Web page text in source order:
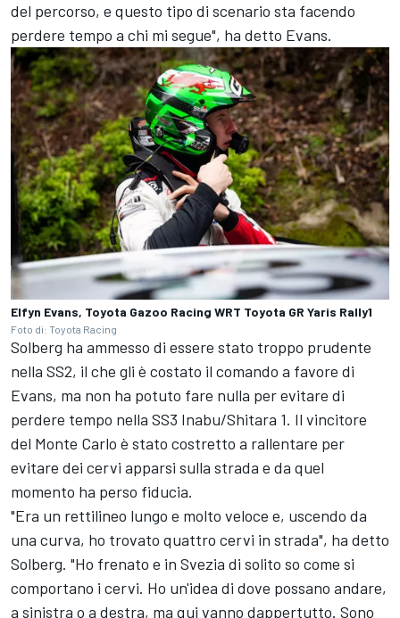
del percorso, e questo tipo di scenario sta facendo
perdere tempo a chi mi segue", ha detto Evans.
Elfyn Evans, Toyota Gazoo Racing WRT Toyota GR Yaris Rally1
Foto di: Toyota Racing
Solberg ha ammesso di essere stato troppo prudente
nella SS2, il che gli è costato il comando a favore di
Evans, ma non ha potuto fare nulla per evitare di
perdere tempo nella SS3 Inabu/Shitara 1. Il vincitore
del Monte Carlo è stato costretto a rallentare per
evitare dei cervi apparsi sulla strada e da quel
momento ha perso fiducia.
"Era un rettilineo lungo e molto veloce e, uscendo da
una curva, ho trovato quattro cervi in strada", ha detto
Solberg. "Ho frenato e in Svezia di solito so come si
comportano i cervi. Ho un'idea di dove possano andare,
a sinistra o a destra, ma qui vanno dappertutto. Sono